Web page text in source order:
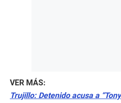
VER MÁS:
Trujillo: Detenido acusa a